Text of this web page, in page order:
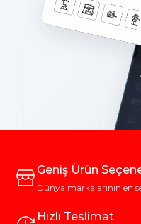
Geniş Ürün
Dünya markalarının en
Hızlı Teslimat